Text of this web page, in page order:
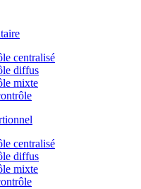
centralisé
diffus
mixte
centralisé
diffus
mixte